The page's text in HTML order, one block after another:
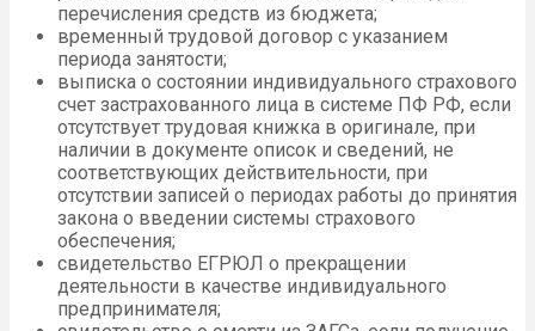
перечисления средств из бюджета;
временный трудовой договор с указанием
периода занятости;
выписка о состоянии индивидуального страхового
счет застрахованного лица в системе ПФ РФ, если
отсутствует трудовая книжка в оригинале, при
наличии в документе описок и сведений, не
соответствующих действительности, при
отсутствии записей о периодах работы до принятия
закона о введении системы страхового
обеспечения;
свидетельство ЕГРЮЛ о прекращении
деятельности в качестве индивидуального
предпринимателя;